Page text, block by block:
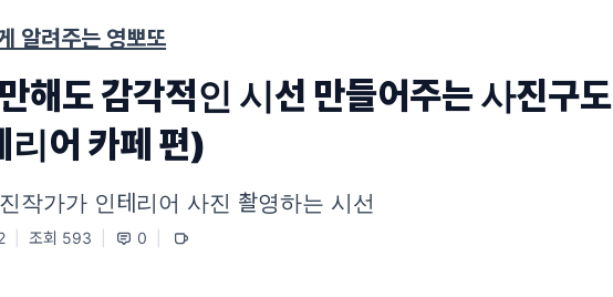
알려주는 영뽀또
해도 감각적인 시선 만들어주는 사진구도
어 카페 편)
작가가 인테리어 사진 촬영하는 시선
조회 593 0